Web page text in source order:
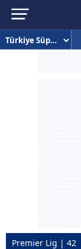
Premier Lig | 42